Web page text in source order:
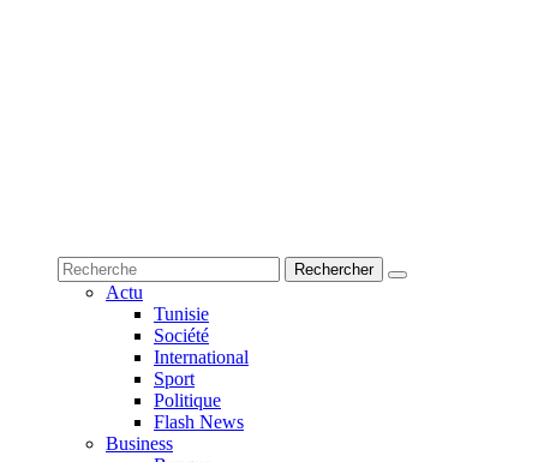
Actu
Tunisie
Société
International
Sport
Politique
Flash News
Business